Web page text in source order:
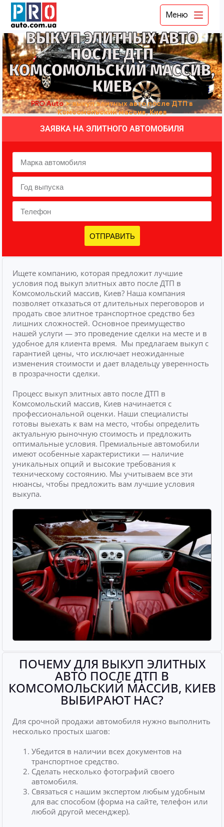
Меню
ВЫКУП ЭЛИТНЫХ АВТО
ПОСЛЕ ДТП
КОМСОМОЛЬСКИЙ МАССИВ,
КИЕВ
PRO Auto➤выкуп элитных авто после ДТП в
Комсомольский массив, Киев
ЗАЯВКА НА ЭЛИТНОГО АВТОМОБИЛЯ
ОТПРАВИТЬ
Ищете компанию, которая предложит лучшие
условия под выкуп элитных авто после ДТП в
Комсомольский массив, Киев? Наша компания
позволяет отказаться от длительных переговоров и
продать свое элитное транспортное средство без
лишних сложностей. Основное преимущество
нашей услуги — это проведение сделки на месте и в
удобное для клиента время. Мы предлагаем выкуп с
гарантией цены, что исключает неожиданные
изменения стоимости и дает владельцу уверенность
в прозрачности сделки.
Процесс выкуп элитных авто после ДТП в
Комсомольский массив, Киев начинается с
профессиональной оценки. Наши специалисты
готовы выехать к вам на место, чтобы определить
актуальную рыночную стоимость и предложить
оптимальные условия. Премиальные автомобили
имеют особенные характеристики — наличие
уникальных опций и высокие требования к
техническому состоянию. Мы учитываем все эти
нюансы, чтобы предложить вам лучшие условия
выкупа.
ПОЧЕМУ ДЛЯ ВЫКУП ЭЛИТНЫХ
АВТО ПОСЛЕ ДТП В
КОМСОМОЛЬСКИЙ МАССИВ, КИЕВ
ВЫБИРАЮТ НАС?
Для срочной продажи автомобиля нужно выполнить
несколько простых шагов:
Убедится в наличии всех документов на
транспортное средство.
Сделать несколько фотографий своего
автомобиля.
Связаться с нашим экспертом любым удобным
для вас способом (форма на сайте, телефон или
любой другой месенджер).